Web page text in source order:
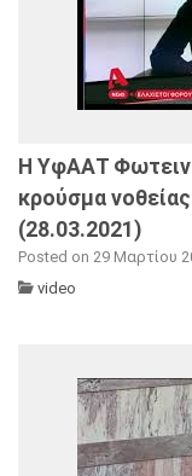
Η ΥφΑΑΤ
κρούσμα
(28.03.2021)
Posted on 29 Μαρτίου
video